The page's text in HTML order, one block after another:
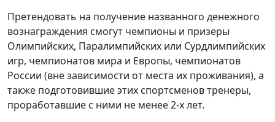
Претендовать на получение названного денежного
вознаграждения смогут чемпионы и призеры
Олимпийских, Паралимпийских или Сурдлимпийских
игр, чемпионатов мира и Европы, чемпионатов
России (вне зависимости от места их проживания), а
также подготовившие этих спортсменов тренеры,
проработавшие с ними не менее 2-х лет.